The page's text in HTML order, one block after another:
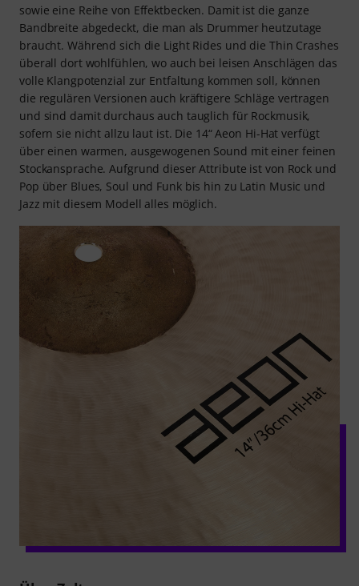
sowie eine Reihe von Effektbecken. Damit ist die ganze
Bandbreite abgedeckt, die man als Drummer heutzutage
braucht. Während sich die Light Rides und die Thin Crashes
überall dort wohlfühlen, wo auch bei leisen Anschlägen das
volle Klangpotenzial zur Entfaltung kommen soll, können
die regulären Versionen auch kräftigere Schläge vertragen
und sind damit durchaus auch tauglich für Rockmusik,
sofern sie nicht allzu laut ist. Die 14“ Aeon Hi-Hat verfügt
über einen warmen, ausgewogenen Sound mit einer feinen
Stockansprache. Aufgrund dieser Attribute ist von Rock und
Pop über Blues, Soul und Funk bis hin zu Latin Music und
Jazz mit diesem Modell alles möglich.